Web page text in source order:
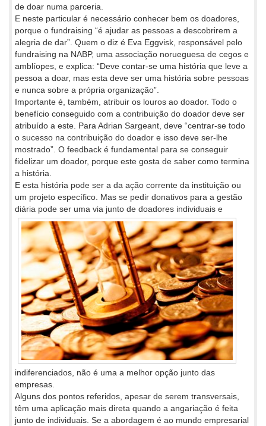
de doar numa parceria.
E neste particular é necessário conhecer bem os doadores,
porque o fundraising “é ajudar as pessoas a descobrirem a
alegria de dar”. Quem o diz é Eva Eggvisk, responsável pelo
fundraising na NABP, uma associação norueguesa de cegos e
amblíopes, e explica: “Deve contar-se uma história que leve a
pessoa a doar, mas esta deve ser uma história sobre pessoas
e nunca sobre a própria organização”.
Importante é, também, atribuir os louros ao doador. Todo o
benefício conseguido com a contribuição do doador deve ser
atribuído a este. Para Adrian Sargeant, deve “centrar-se todo
o sucesso na contribuição do doador e isso deve ser-lhe
mostrado”. O feedback é fundamental para se conseguir
fidelizar um doador, porque este gosta de saber como termina
a história.
E esta história pode ser a da ação corrente da instituição ou
um projeto específico. Mas se pedir donativos para a gestão
diária pode ser uma via junto de doadores individuais e
indiferenciados, não é uma a melhor opção junto das
empresas.
Alguns dos pontos referidos, apesar de serem transversais,
têm uma aplicação mais direta quando a angariação é feita
junto de individuais. Se a abordagem é ao mundo empresarial